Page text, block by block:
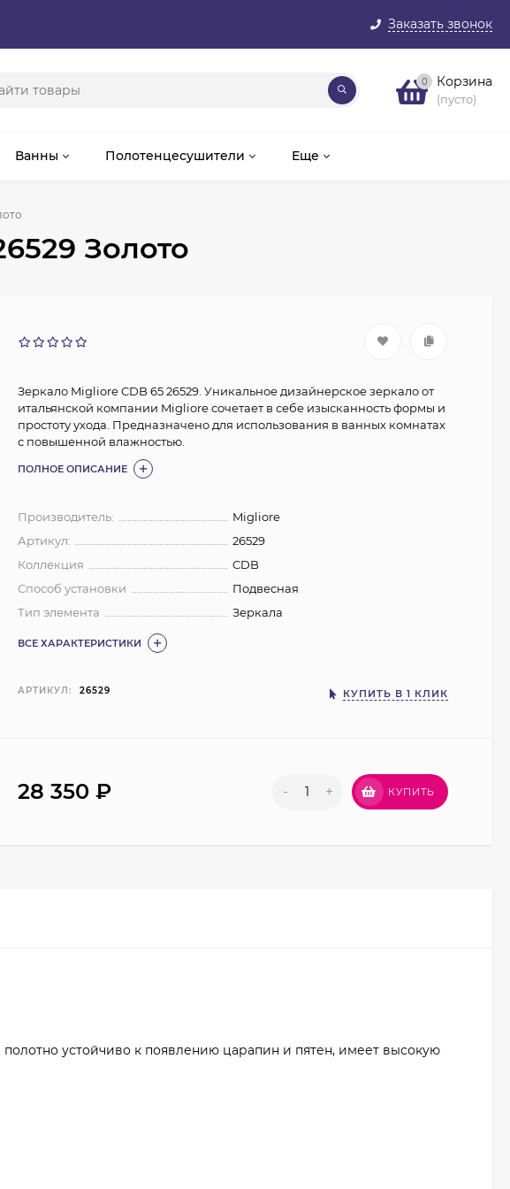
Заказать звонок
0 Корзина
(пусто)
Ванны Полотенцесушители Еще
Золото
Зеркало Migliore CDB 65 26529. Уникальное дизайнерское зеркало от
итальянской компании Migliore сочетает в себе изысканность формы и
простоту ухода. Предназначено для использования в ванных комнатах
с повышенной влажностью.
ПОЛНОЕ ОПИСАНИЕ
Производитель:
Migliore
Артикул:
26529
Коллекция
CDB
Способ установки
Подвесная
Тип элемента
Зеркала
ВСЕ ХАРАКТЕРИСТИКИ
АРТИКУЛ: 26529 КУПИТЬ В 1 КЛИК
28 350₽ - + КУПИТЬ
устойчиво к появлению царапин и пятен, имеет высокую